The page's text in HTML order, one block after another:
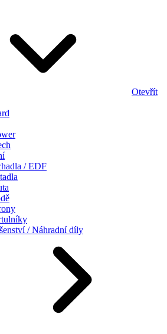
Otevřít
/ EDF
/ Náhradní díly